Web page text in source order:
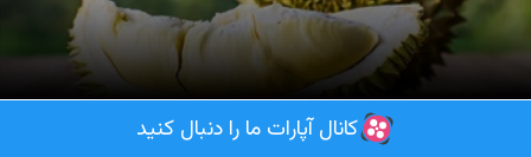
کانال آپارات ما را دنبال کنید